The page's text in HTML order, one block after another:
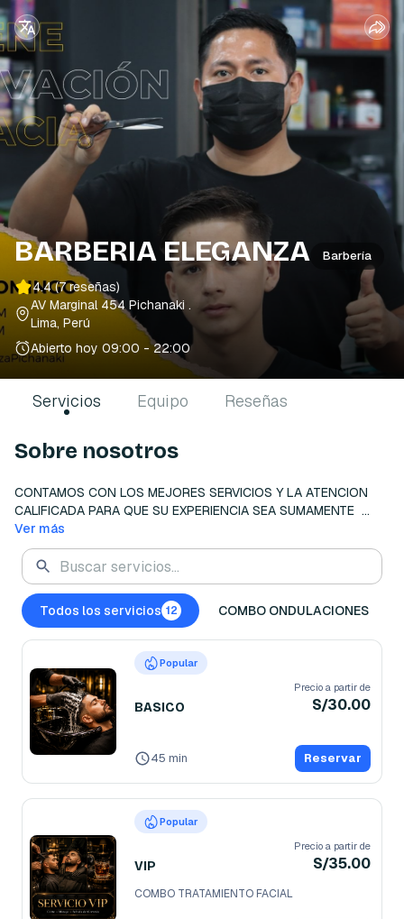
BARBERIA ELEGANZA Barbería
4.4(7 reseñas)
AV Marginal 454 Pichanaki .
Lima, Perú
Abierto hoy 09:00 - 22:00
Servicios Equipo Reseñas
Sobre nosotros
CONTAMOS CON LOS MEJORES SERVICIOS Y LA ATENCION
CALIFICADA PARA QUE SU EXPERIENCIA SEA SUMAMENTE
Ver más
Todos los servicios 12 COMBO ONDULACIONES
Popular
BASICO
Precio a partir de
S/30.00
45 min Reservar
Popular
VIP
Precio a partir de
S/35.00
COMBO TRATAMIENTO FACIAL